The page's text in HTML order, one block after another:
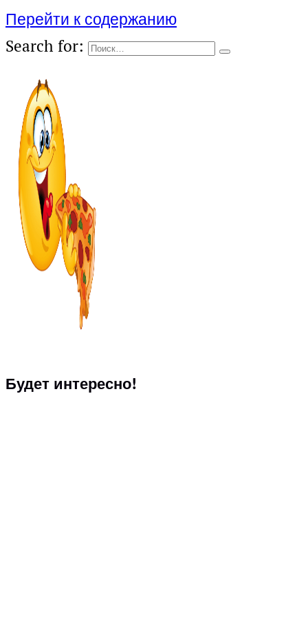
Перейти к содержанию
Search for:
Будет интересно!